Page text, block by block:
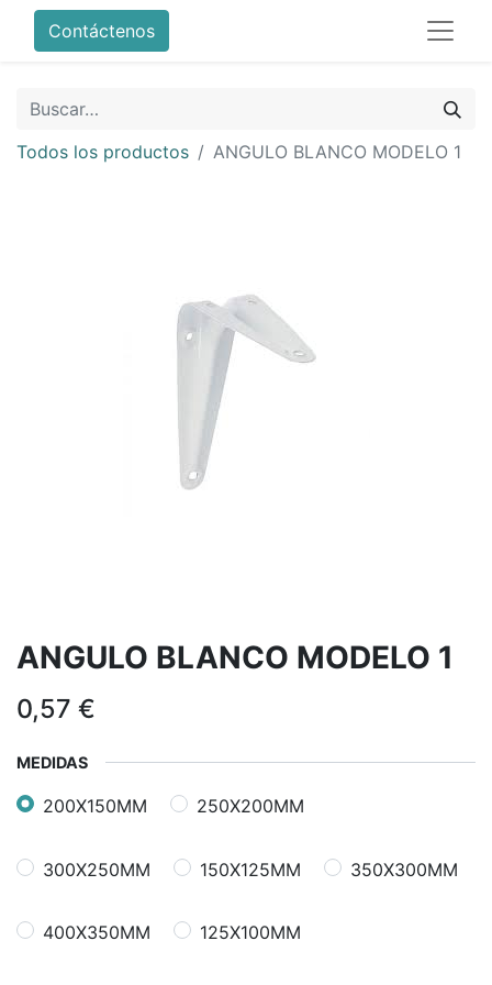
Contáctenos
Todos los productos ANGULO BLANCO MODELO 1
ANGULO BLANCO MODELO 1
0,57 €
MEDIDAS
200X150MM 250X200MM
300X250MM 150X125MM 350X300MM
400X350MM 125X100MM